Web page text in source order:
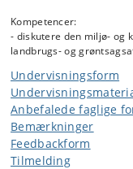
Kompetencer:
- diskutere den miljø- og
landbrugs- og
Undervisningsform
Anbefalede faglige
Bemærkninger
Feedbackform
Tilmelding